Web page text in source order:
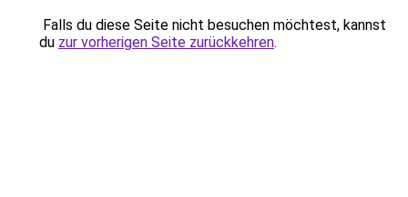
Falls du diese Seite nicht besuchen möchtest, kannst
du zur vorherigen Seite zurückkehren.